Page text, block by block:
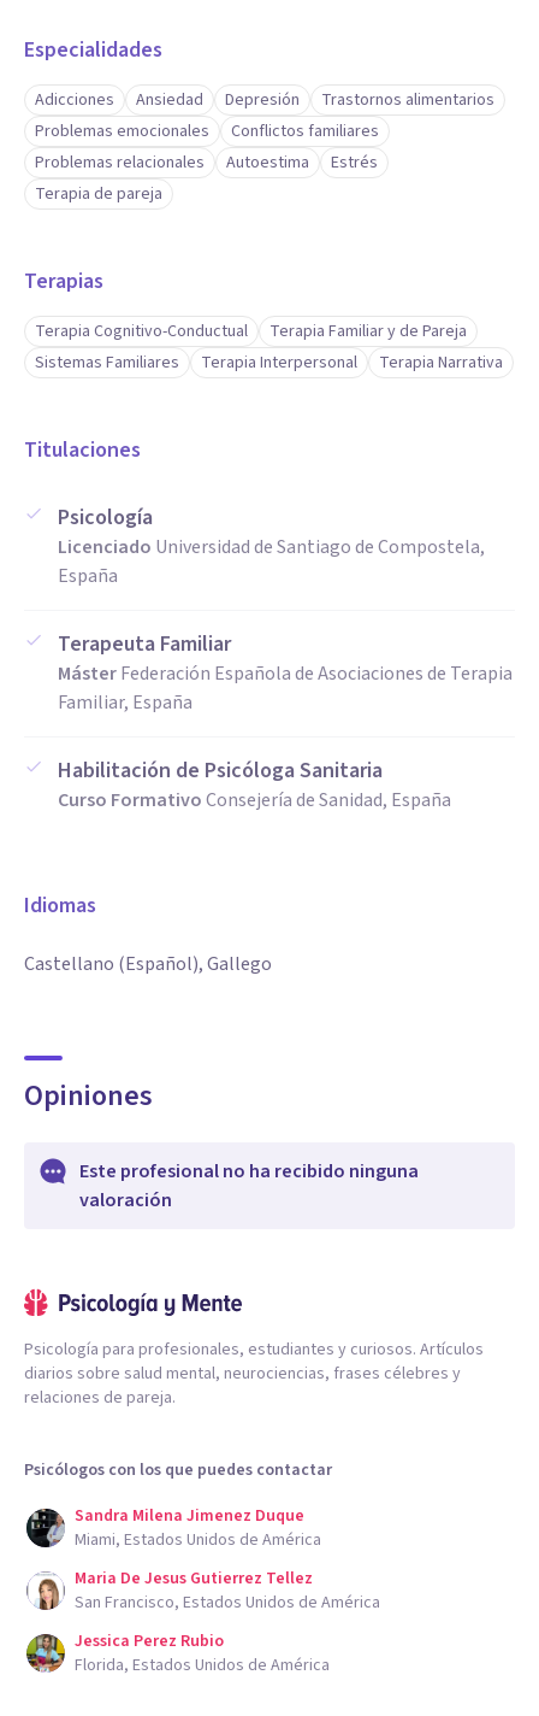
Especialidades
Adicciones Ansiedad Depresión
Trastornos alimentarios
Problemas emocionales
Conflictos familiares
Problemas relacionales
Autoestima
Estrés
Terapia de pareja
Terapias
Terapia Cognitivo-Conductual
Terapia Familiar y de Pareja
Sistemas Familiares
Terapia Interpersonal Terapia Narrativa
Titulaciones
Psicología
Licenciado Universidad de Santiago de Compostela,
España
Terapeuta Familiar
MásterFederación Española de Asociaciones de Terapia
Familiar, España
Habilitación de Psicóloga Sanitaria
Curso FormativoConsejería de Sanidad, España
Idiomas
Castellano (Español), Gallego
Opiniones
Este profesional no ha recibido ninguna
valoración
Psicología para profesionales, estudiantes y curiosos. Artículos
diarios sobre salud mental, neurociencias, frases célebres y
relaciones de pareja.
Psicólogos con los que puedes contactar
Sandra Milena Jimenez Duque
Miami, Estados Unidos de América
Maria De Jesus Gutierrez Tellez
San Francisco, Estados Unidos de América
Jessica Perez Rubio
Florida, Estados Unidos de América